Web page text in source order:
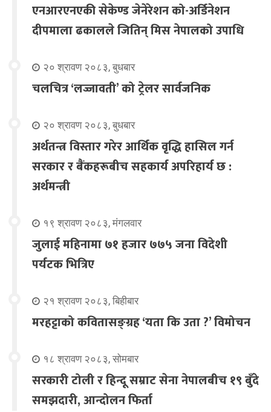
एनआरएनएकी सेकेण्ड जेनेरेशन को-अर्डिनेशन
दीपमाला ढकालले जितिन् मिस नेपालको उपाधि
२० श्रावण २०८३, बुधबार
चलचित्र ‘लज्जावती’ को ट्रेलर सार्वजनिक
२० श्रावण २०८३, बुधबार
अर्थतन्त्र विस्तार गरेर आर्थिक वृद्धि हासिल गर्न
सरकार र बैंकहरूबीच सहकार्य अपरिहार्य छ :
अर्थमन्त्री
१९ श्रावण २०८३, मंगलवार
जुलाई महिनामा ७१ हजार ७७५ जना विदेशी
पर्यटक भित्रिए
२१ श्रावण २०८३, बिहीबार
मरहट्टाको कवितासङ्ग्रह ‘यता कि उता ?’ विमोचन
१८ श्रावण २०८३, सोमबार
सरकारी टोली र हिन्दू सम्राट सेना नेपालबीच १९ बुँदे
समझदारी, आन्दोलन फिर्ता